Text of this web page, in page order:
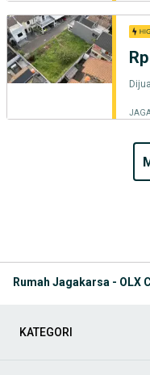
Rumah Jagakarsa - OLX
KATEGORI